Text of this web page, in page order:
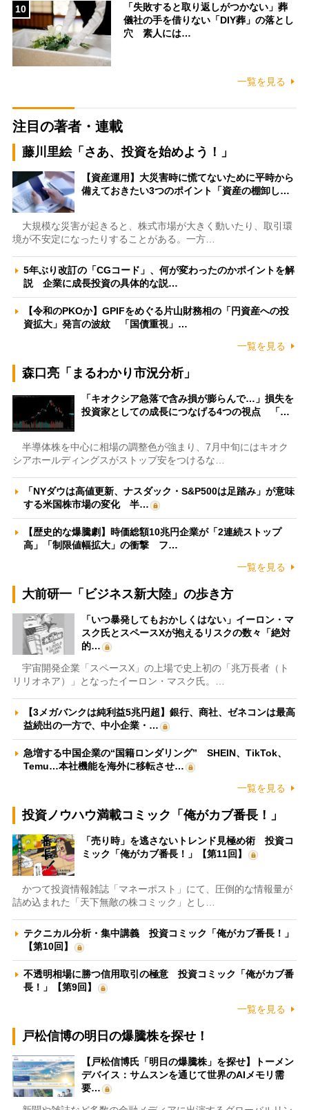
10
「失敗すると取り返しがつかない」葬
儀社の手を借りない「DIY葬」の落とし
穴 素人には…
一覧を見る
注目の著者・連載
藤川里絵「さあ、投資を始めよう！」
【資産運用】大災害時に慌てないために平時から
備えておきたい3つのポイント「資産の棚卸し…
大規模な災害が起きると、株式市場が大きく動いたり、取引環
境が不安定になったりすることがある。一方…
5年ぶり改訂の「CGコード」、何が変わったのかポイントを解
説 企業に成長投資の具体的な説…
【令和のPKOか】GPIFをめぐる片山財務相の「円資産への投
資拡大」発言の波紋 「国債重視」…
一覧を見る
森口亮「まるわかり市況分析」
「キオクシア急落で含み損が膨らんで…」損失を
投資家としての成長につなげる4つの視点 「…
半導体株を中心に相場の調整色が強まり、7月中旬にはキオク
シアホールディングスがストップ安をつけるな…
「NYダウは高値更新、ナスダック・S&P500は足踏み」が意味
する米国株市場の変化 半…
【歴史的な爆騰劇】時価総額10兆円企業が「2連続ストップ
高」「制限値幅拡大」の衝撃 フ…
一覧を見る
大前研一「ビジネス新大陸」の歩き方
「いつ暴発してもおかしくはない」イーロン・マ
スク氏とスペースXが抱えるリスクの数々「絶対
的…
宇宙開発企業「スペースX」の上場で史上初の「兆万長者（ト
リリオネア）」となったイーロン・マスク氏。…
【3メガバンクは純利益5兆円超】銀行、商社、ゼネコンは最高
益続出の一方で、中小企業・…
急増する中国企業の“国籍ロンダリング” SHEIN、TikTok、
Temu…本社機能を海外に移転させ…
一覧を見る
投資ノウハウ満載コミック「俺がカブ番長！」
「売り時」を逃さないトレンド見極め術 投資コ
ミック「俺がカブ番長！」【第11回】
かつて投資情報雑誌「マネーポスト」にて、圧倒的な情報量が
詰め込まれた「天下無敵の株コミック」とし…
テクニカル分析・集中講義 投資コミック「俺がカブ番長！」
【第10回】
不透明相場に勝つ信用取引の極意 投資コミック「俺がカブ番
長！」【第9回】
一覧を見る
戸松信博の明日の爆騰株を探せ！
【戸松信博氏「明日の爆騰株」を探せ】トーメン
デバイス：サムスンを通じて世界のAIメモリ需
要…